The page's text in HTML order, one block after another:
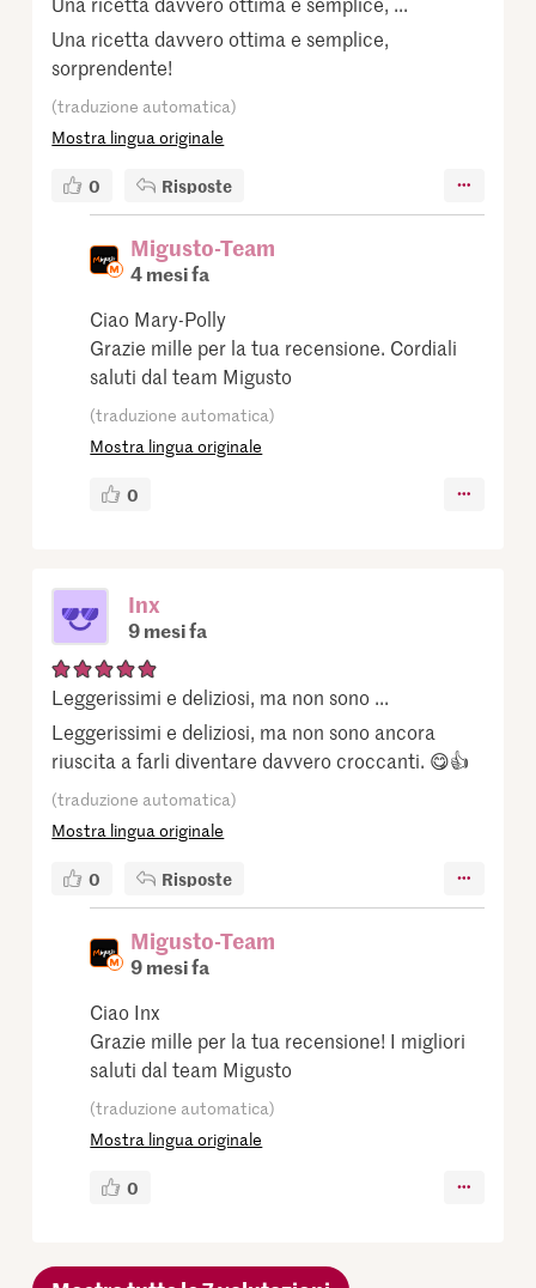
Una ricetta davvero ottima e semplice,
sorprendente!
(traduzione automatica)
Mostra lingua originale
0 Risposte
Migusto-Team
4 mesi fa
Ciao Mary-Polly
Grazie mille per la tua recensione. Cordiali
saluti dal team Migusto
(traduzione automatica)
Mostra lingua originale
0
Inx
9 mesi fa
Leggerissimi e deliziosi, ma non sono ...
Leggerissimi e deliziosi, ma non sono ancora
riuscita a farli diventare davvero croccanti. 😋👍
(traduzione automatica)
Mostra lingua originale
0 Risposte
Migusto-Team
9 mesi fa
Ciao Inx
Grazie mille per la tua recensione! I migliori
saluti dal team Migusto
(traduzione automatica)
Mostra lingua originale
0